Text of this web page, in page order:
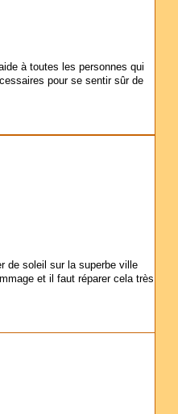
à toutes les personnes qui
pour se sentir sûr de
de soleil sur la superbe ville
et il faut réparer cela très